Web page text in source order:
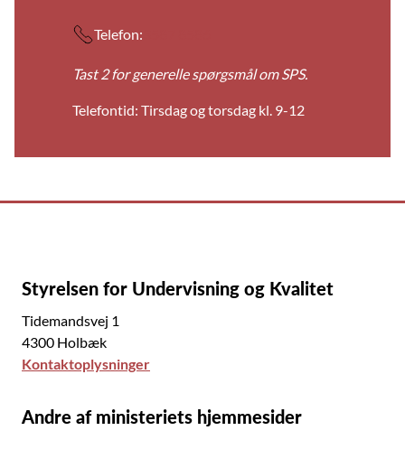
Telefon:
Tast 2 for generelle spørgsmål om SPS.
Telefontid: Tirsdag og torsdag kl. 9-12
Styrelsen for Undervisning og Kvalitet
Tidemandsvej 1
4300 Holbæk
Kontaktoplysninger
Andre af ministeriets hjemmesider